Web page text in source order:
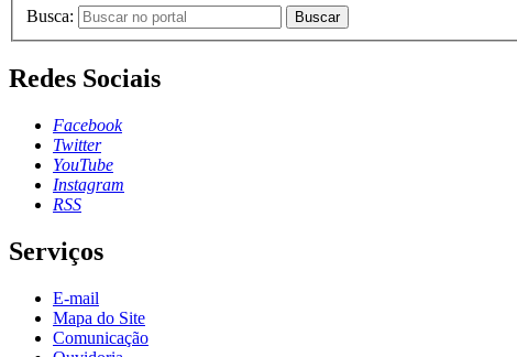
Busca: Buscar
Redes Sociais
Facebook
Twitter
YouTube
Instagram
RSS
Serviços
E-mail
Mapa do Site
Comunicação